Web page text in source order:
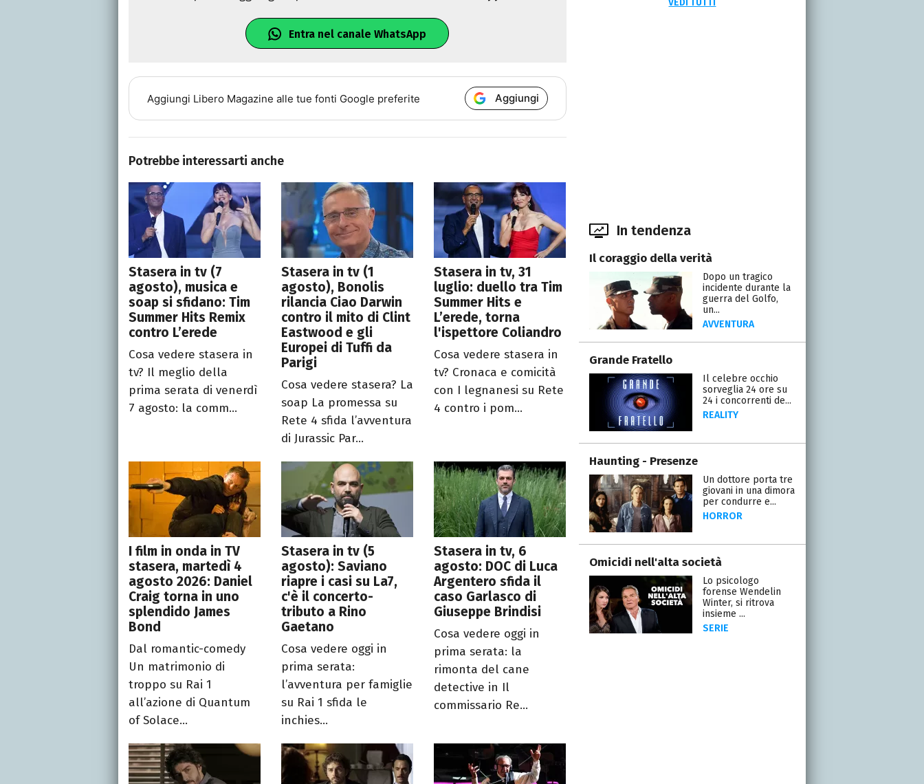
Entra nel canale WhatsApp
Aggiungi Libero Magazine alle tue fonti Google preferite Aggiungi
Potrebbe interessarti anche
Stasera in tv (7
agosto), musica e
soap si sfidano: Tim
Summer Hits Remix
contro L’erede
Cosa vedere stasera in
tv? Il meglio della
prima serata di venerdì
7 agosto: la comm...
Stasera in tv (1
agosto), Bonolis
rilancia Ciao Darwin
contro il mito di Clint
Eastwood e gli
Europei di Tuffi da
Parigi
Cosa vedere stasera? La
soap La promessa su
Rete 4 sfida l’avventura
di Jurassic Par...
Stasera in tv, 31
luglio: duello tra Tim
Summer Hits e
L’erede, torna
l'ispettore Coliandro
Cosa vedere stasera in
tv? Cronaca e comicità
con I legnanesi su Rete
4 contro i pom...
I film in onda in TV
stasera, martedì 4
agosto 2026: Daniel
Craig torna in uno
splendido James
Bond
Dal romantic-comedy
Un matrimonio di
troppo su Rai 1
all’azione di Quantum
of Solace...
Stasera in tv (5
agosto): Saviano
riapre i casi su La7,
c'è il concerto-
tributo a Rino
Gaetano
Cosa vedere oggi in
prima serata:
l’avventura per famiglie
su Rai 1 sfida le
inchies...
Stasera in tv, 6
agosto: DOC di Luca
Argentero sfida il
caso Garlasco di
Giuseppe Brindisi
Cosa vedere oggi in
prima serata: la
rimonta del cane
detective in Il
commissario Re...
In tendenza
Il coraggio della verità
Dopo un tragico
incidente durante la
guerra del Golfo,
un...
AVVENTURA
Grande Fratello
Il celebre occhio
sorveglia 24 ore su
24 i concorrenti de...
REALITY
Haunting - Presenze
Un dottore porta tre
giovani in una dimora
per condurre e...
HORROR
Omicidi nell'alta società
Lo psicologo
forense Wendelin
Winter, si ritrova
insieme ...
SERIE